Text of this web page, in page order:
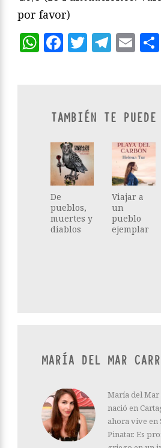
por favor)
WhatsApp
Facebook
Twitter
TAMBIÉN TE
De
pueblos,
muertes y
diablos
Viajar a
un
pueblo
ejemplar
MARÍA DEL MAR
María del
nació en
ahora vive en
Pinatar. Es